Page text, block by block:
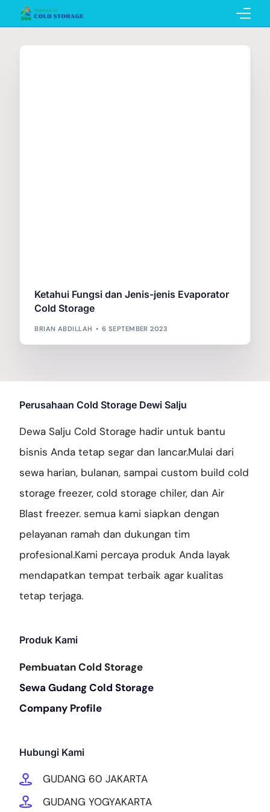
Ketahui Fungsi dan Jenis-jenis Evaporator
Cold Storage
BRIAN ABDILLAH 6 SEPTEMBER 2023
Perusahaan Cold Storage Dewi Salju
Dewa Salju Cold Storage hadir untuk bantu
bisnis Anda tetap segar dan lancar.Mulai dari
sewa harian, bulanan, sampai custom build cold
storage freezer, cold storage chiler, dan Air
Blast freezer. semua kami siapkan dengan
pelayanan ramah dan dukungan tim
profesional.Kami percaya produk Anda layak
mendapatkan tempat terbaik agar kualitas
tetap terjaga.
Produk Kami
Pembuatan Cold Storage
Sewa Gudang Cold Storage
Company Profile
Hubungi Kami
GUDANG 60 JAKARTA
GUDANG YOGYAKARTA
Galery Project